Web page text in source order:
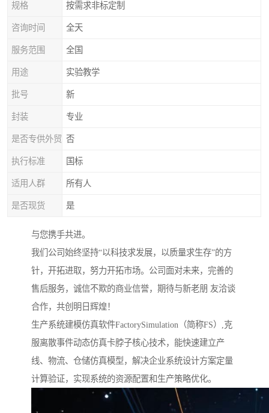
规格 按需求非标定制
咨询时间 全天
服务范围 全国
用途 实验教学
批号 新
封装 专业
是否专供外贸 否
执行标准 国标
适用人群 所有人
是否现货 是
与您携手共进。
我们公司始终坚持“以科技求发展，以质量求生存”的方
针，开拓进取，努力开拓市场。公司面对未来，完善的
售后服务，诚信不欺的商业信誉，期待与新老朋 友洽谈
合作，共创明日辉煌！
生产系统建模仿真软件FactorySimulation（简称FS）,克
服离散事件动态仿真卡脖子核心技术，能快速建立产
线、物流、仓储仿真模型，解决企业系统设计方案定量
计算验证，实现系统的资源配置和生产策略优化。